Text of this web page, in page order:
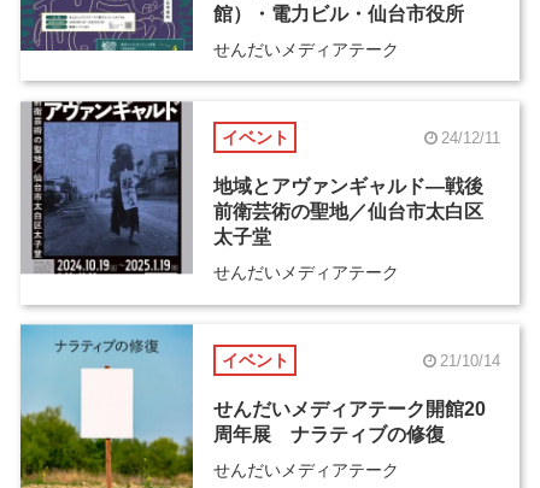
館）・電力ビル・仙台市役所
せんだいメディアテーク
イベント 24/12/11
地域とアヴァンギャルド―戦後
前衛芸術の聖地／仙台市太白区
太子堂
せんだいメディアテーク
イベント 21/10/14
せんだいメディアテーク開館20
周年展 ナラティブの修復
せんだいメディアテーク